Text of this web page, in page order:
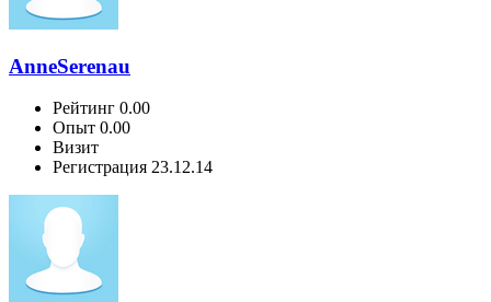
AnneSerenau
Рейтинг 0.00
Опыт 0.00
Визит
Регистрация 23.12.14